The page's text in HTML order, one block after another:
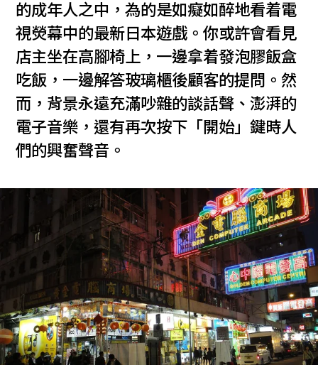
的成年人之中，為的是如癡如醉地看着電
視熒幕中的最新日本遊戲。你或許會看見
店主坐在高腳椅上，一邊拿着發泡膠飯盒
吃飯，一邊解答玻璃櫃後顧客的提問。然
而，背景永遠充滿吵雜的談話聲、澎湃的
電子音樂，還有再次按下「開始」鍵時人
們的興奮聲音。